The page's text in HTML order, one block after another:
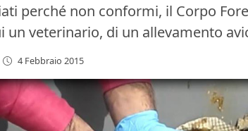
perché non conformi, il Corpo
un veterinario, di un allevamento
4 Febbraio 2015